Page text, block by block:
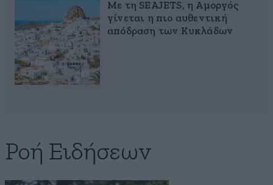
Με τη SEAJETS, η Αμοργός
γίνεται η πιο αυθεντική
απόδραση των Κυκλάδων
Ροή Ειδήσεων